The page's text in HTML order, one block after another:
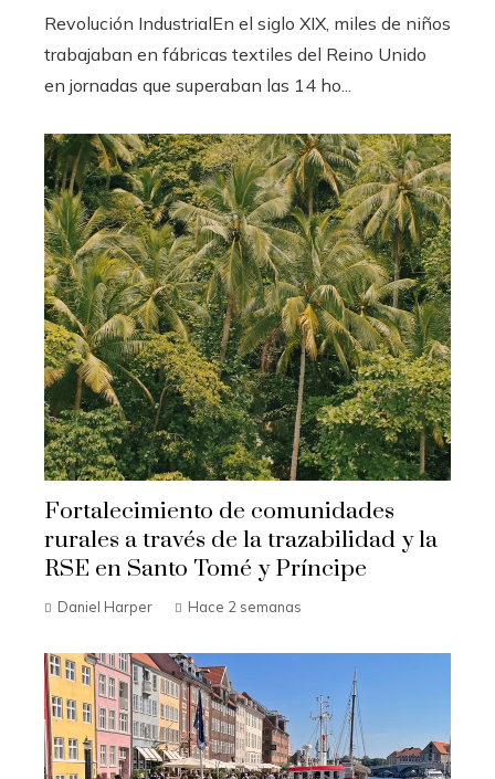
Revolución IndustrialEn el siglo XIX, miles de niños
trabajaban en fábricas textiles del Reino Unido
en jornadas que superaban las 14 ho...
Fortalecimiento de comunidades
rurales a través de la trazabilidad y la
RSE en Santo Tomé y Príncipe
Daniel Harper Hace 2 semanas